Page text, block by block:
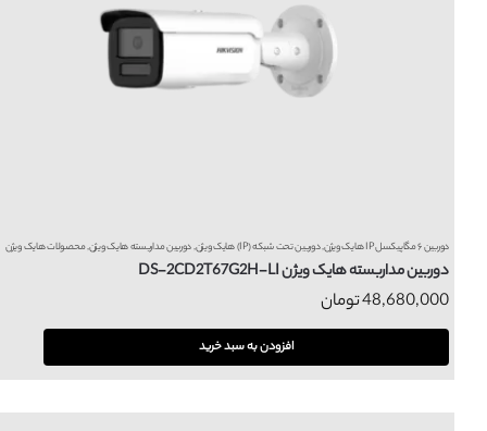
دوربین ۶ مگاپیکسل IP هایک ویژن ,دوربین تحت شبکه (IP) هایک ویژن ,دوربین مداربسته هایک ویژن,محصولات هایک ویژن
دوربین مداربسته هایک ویژن DS-2CD2T67G2H-LI
48,680,000تومان
افزودن به سبد خرید